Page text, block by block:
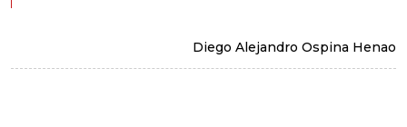
Diego Alejandro Ospina Henao